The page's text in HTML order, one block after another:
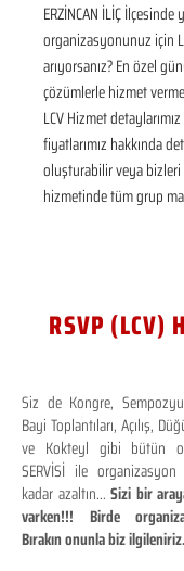
ERZİNCAN İLİÇ İlçesinde
organizasyonunuz için
arıyorsanız? En özel
çözümlerle hizmet
LCV Hizmet
fiyatlarımız hakkında
oluşturabilir veya
hizmetinde tüm grup
RSVP (LCV)
Siz de Kongre,
Bayi Toplantıları, Açılış,
ve Kokteyl gibi bütün
SERVİSİ ile
kadar azaltın...Sizi bir
varken!!! Birde
Bırakın onunla biz ilgileniriz.